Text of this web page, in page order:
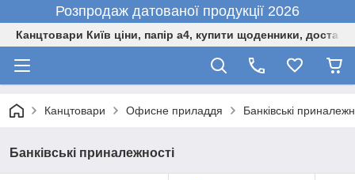
Розпродаж датованої продукції 2026
Канцтовари Київ ціни, папір а4, купити щоденники,
Канцтовари Офисне приладдя Банківські
Банківські приналежності